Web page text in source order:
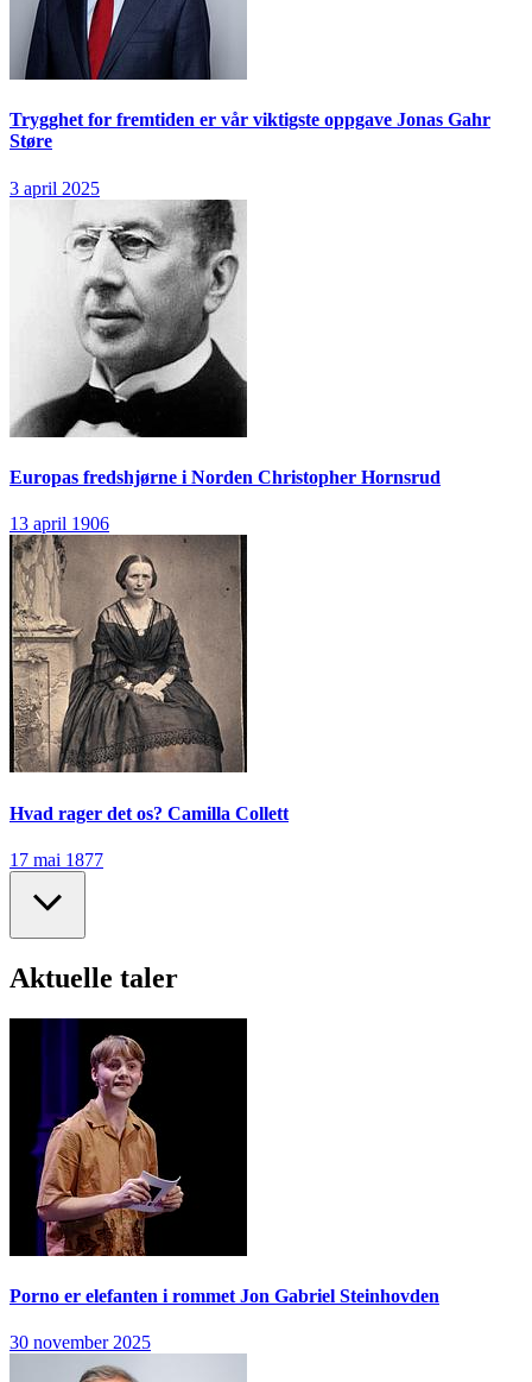
Trygghet for fremtiden er vår viktigste oppgave Jonas Gahr
Støre
3 april 2025
Europas fredshjørne i Norden Christopher Hornsrud
13 april 1906
Hvad rager det os? Camilla Collett
17 mai 1877
Aktuelle taler
Porno er elefanten i rommet Jon Gabriel Steinhovden
30 november 2025